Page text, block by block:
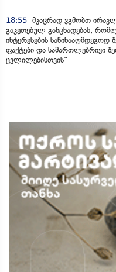
18:55 მკაცრად ვგმობთ
გაკეთებულ განცხადებას,
ინტერესების
ფაქტები და სამართლებრივი
ცვლილებისთვის“